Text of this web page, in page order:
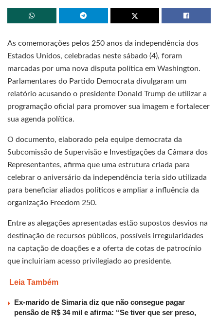
As comemorações pelos 250 anos da independência dos
Estados Unidos, celebradas neste sábado (4), foram
marcadas por uma nova disputa política em Washington.
Parlamentares do Partido Democrata divulgaram um
relatório acusando o presidente Donald Trump de utilizar a
programação oficial para promover sua imagem e fortalecer
sua agenda política.
O documento, elaborado pela equipe democrata da
Subcomissão de Supervisão e Investigações da Câmara dos
Representantes, afirma que uma estrutura criada para
celebrar o aniversário da independência teria sido utilizada
para beneficiar aliados políticos e ampliar a influência da
organização Freedom 250.
Entre as alegações apresentadas estão supostos desvios na
destinação de recursos públicos, possíveis irregularidades
na captação de doações e a oferta de cotas de patrocínio
que incluiriam acesso privilegiado ao presidente.
Leia Também
Ex-marido de Simaria diz que não consegue pagar
pensão de R$ 34 mil e afirma: “Se tiver que ser preso,